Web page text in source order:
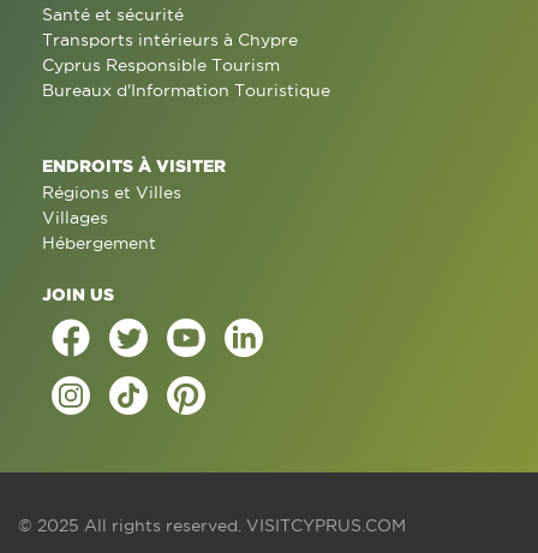
Santé et sécurité
Transports intérieurs à Chypre
Cyprus Responsible Tourism
Bureaux d'Information Touristique
ENDROITS À VISITER
Régions et Villes
Villages
Hébergement
JOIN US
© 2025 All rights reserved. VISITCYPRUS.COM